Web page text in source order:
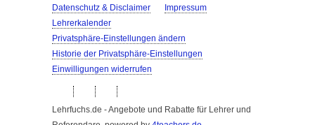
Datenschutz & Disclaimer
Impressum
Lehrerkalender
Privatsphäre-Einstellungen ändern
Historie der Privatsphäre-Einstellungen
Einwilligungen widerrufen
Lehrfuchs.de - Angebote und Rabatte für Lehrer und